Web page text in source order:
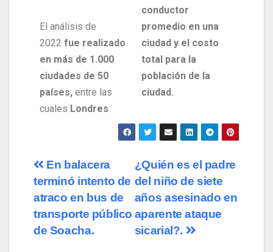
El análisis de
2022 fue realizado
en más de 1.000
ciudades de 50
países, entre las
cuales Londres
conductor
promedio en una
ciudad y el costo
total para la
población de la
ciudad.
¿Quién es el padre
del niño de siete
años asesinado en
aparente ataque
sicarial?.
En balacera
terminó intento de
atraco en bus de
transporte público
de Soacha.